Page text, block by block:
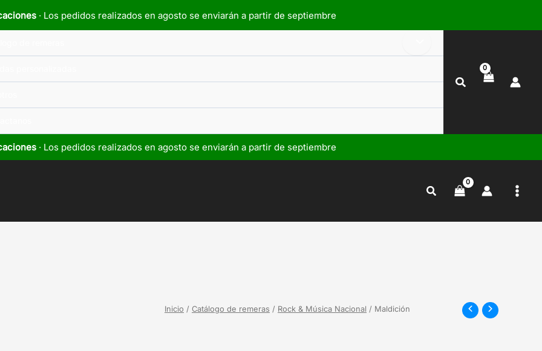
· Los pedidos realizados en agosto se enviarán a partir de septiembre
Buscar
· Los pedidos realizados en agosto se enviarán a partir de septiembre
Buscar
Inicio / Catálogo de remeras / Rock & Música Nacional / Maldición